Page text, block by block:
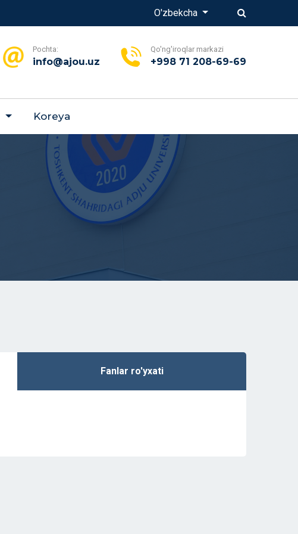
O'zbekcha
Pochta:
info@ajou.uz
Qo'ng'iroqlar markazi
+998 71 208-69-69
Koreya
Fanlar ro'yxati